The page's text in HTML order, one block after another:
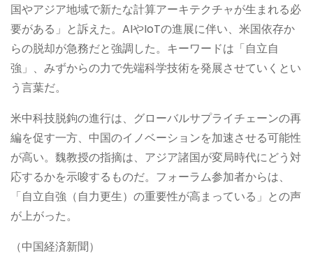
国やアジア地域で新たな計算アーキテクチャが生まれる必
要がある」と訴えた。AIやIoTの進展に伴い、米国依存か
らの脱却が急務だと強調した。キーワードは「自立自
強」、みずからの力で先端科学技術を発展させていくとい
う言葉だ。
米中科技脱鉤の進行は、グローバルサプライチェーンの再
編を促す一方、中国のイノベーションを加速させる可能性
が高い。魏教授の指摘は、アジア諸国が変局時代にどう対
応するかを示唆するものだ。フォーラム参加者からは、
「自立自強（自力更生）の重要性が高まっている」との声
が上がった。
（中国経済新聞）